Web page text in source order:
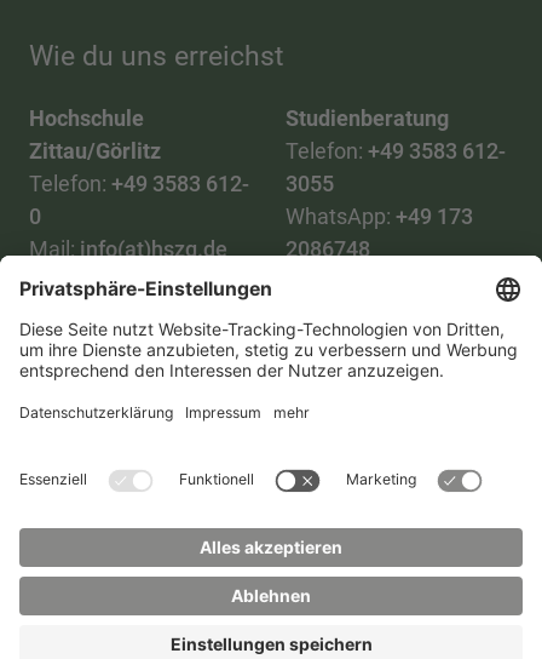
Wie du uns erreichst
Hochschule
Zittau/Görlitz
Telefon: +49 3583 612-
0
Mail: info(at)hszg.de
Studienberatung
Telefon: +49 3583 612-
3055
WhatsApp: +49 173
2086748
Alle StudiengängeDatenschutz
ImpressumBarrierefreiheitPresse